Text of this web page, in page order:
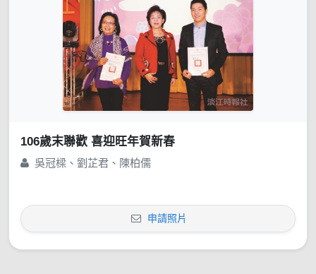
106歲末聯歡 喜迎旺年賀新春
吳冠樑、劉芷君、陳柏儒
申請照片